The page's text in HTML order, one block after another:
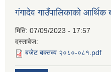
गंगादेव गाउँपालिकाको
मिति: 07/09/2023 - 17:57
दस्तावेज:
बजेट बक्तव्य २०८०-०८१.pdf